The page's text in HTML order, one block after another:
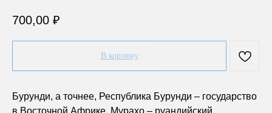
700,00 ₽
В корзину
Бурунди, а точнее, Республика Бурунди – государство